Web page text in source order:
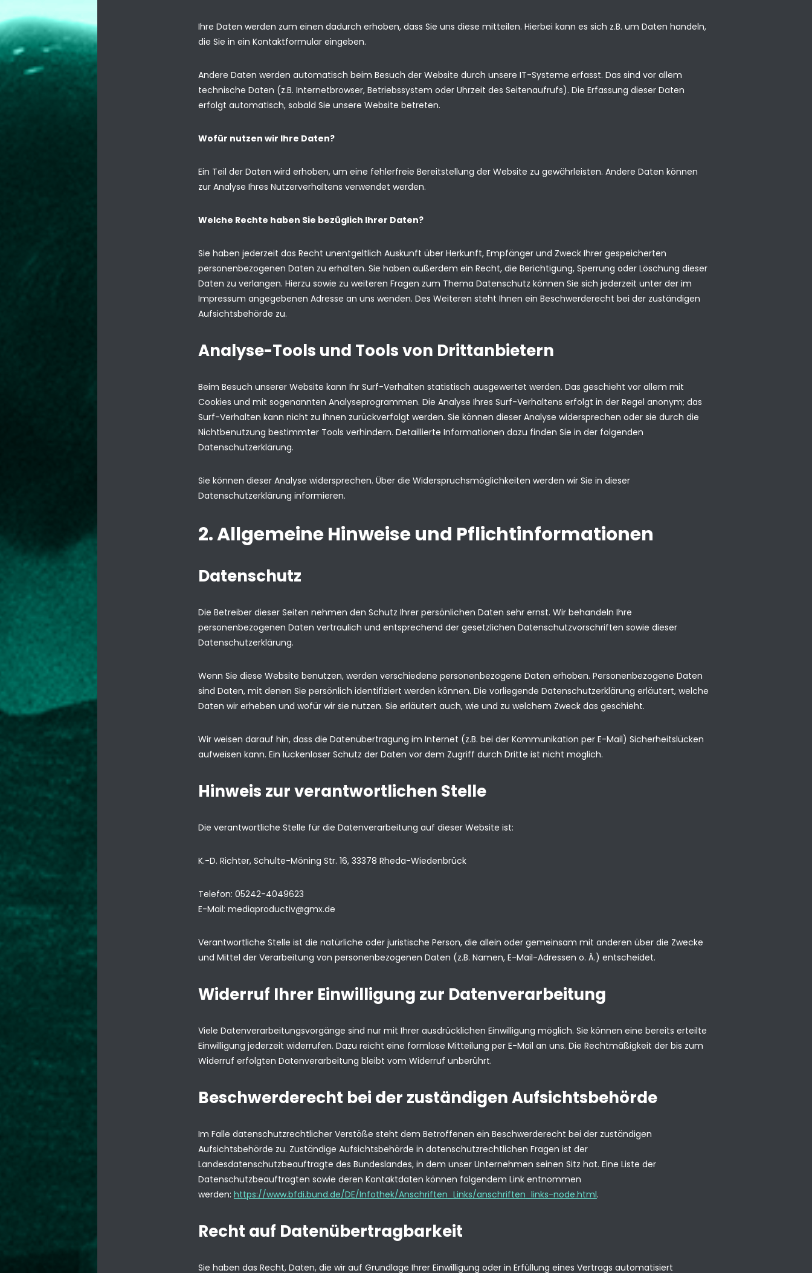
Ihre Daten werden zum einen dadurch erhoben, dass Sie uns diese mitteilen. Hierbei kann es sich z.B. um Daten handeln,
die Sie in ein Kontaktformular eingeben.
Andere Daten werden automatisch beim Besuch der Website durch unsere IT-Systeme erfasst. Das sind vor allem
technische Daten (z.B. Internetbrowser, Betriebssystem oder Uhrzeit des Seitenaufrufs). Die Erfassung dieser Daten
erfolgt automatisch, sobald Sie unsere Website betreten.
Wofür nutzen wir Ihre Daten?
Ein Teil der Daten wird erhoben, um eine fehlerfreie Bereitstellung der Website zu gewährleisten. Andere Daten können
zur Analyse Ihres Nutzerverhaltens verwendet werden.
Welche Rechte haben Sie bezüglich Ihrer Daten?
Sie haben jederzeit das Recht unentgeltlich Auskunft über Herkunft, Empfänger und Zweck Ihrer gespeicherten
personenbezogenen Daten zu erhalten. Sie haben außerdem ein Recht, die Berichtigung, Sperrung oder Löschung dieser
Daten zu verlangen. Hierzu sowie zu weiteren Fragen zum Thema Datenschutz können Sie sich jederzeit unter der im
Impressum angegebenen Adresse an uns wenden. Des Weiteren steht Ihnen ein Beschwerderecht bei der zuständigen
Aufsichtsbehörde zu.
Analyse-Tools und Tools von Drittanbietern
Beim Besuch unserer Website kann Ihr Surf-Verhalten statistisch ausgewertet werden. Das geschieht vor allem mit
Cookies und mit sogenannten Analyseprogrammen. Die Analyse Ihres Surf-Verhaltens erfolgt in der Regel anonym; das
Surf-Verhalten kann nicht zu Ihnen zurückverfolgt werden. Sie können dieser Analyse widersprechen oder sie durch die
Nichtbenutzung bestimmter Tools verhindern. Detaillierte Informationen dazu finden Sie in der folgenden
Datenschutzerklärung.
Sie können dieser Analyse widersprechen. Über die Widerspruchsmöglichkeiten werden wir Sie in dieser
Datenschutzerklärung informieren.
2. Allgemeine Hinweise und Pflichtinformationen
Datenschutz
Die Betreiber dieser Seiten nehmen den Schutz Ihrer persönlichen Daten sehr ernst. Wir behandeln Ihre
personenbezogenen Daten vertraulich und entsprechend der gesetzlichen Datenschutzvorschriften sowie dieser
Datenschutzerklärung.
Wenn Sie diese Website benutzen, werden verschiedene personenbezogene Daten erhoben. Personenbezogene Daten
sind Daten, mit denen Sie persönlich identifiziert werden können. Die vorliegende Datenschutzerklärung erläutert, welche
Daten wir erheben und wofür wir sie nutzen. Sie erläutert auch, wie und zu welchem Zweck das geschieht.
Wir weisen darauf hin, dass die Datenübertragung im Internet (z.B. bei der Kommunikation per E-Mail) Sicherheitslücken
aufweisen kann. Ein lückenloser Schutz der Daten vor dem Zugriff durch Dritte ist nicht möglich.
Hinweis zur verantwortlichen Stelle
Die verantwortliche Stelle für die Datenverarbeitung auf dieser Website ist:
K.-D. Richter, Schulte-Möning Str. 16, 33378 Rheda-Wiedenbrück
Telefon: 05242-4049623
E-Mail: mediaproductiv@gmx.de
Verantwortliche Stelle ist die natürliche oder juristische Person, die allein oder gemeinsam mit anderen über die Zwecke
und Mittel der Verarbeitung von personenbezogenen Daten (z.B. Namen, E-Mail-Adressen o. Ä.) entscheidet.
Widerruf Ihrer Einwilligung zur Datenverarbeitung
Viele Datenverarbeitungsvorgänge sind nur mit Ihrer ausdrücklichen Einwilligung möglich. Sie können eine bereits erteilte
Einwilligung jederzeit widerrufen. Dazu reicht eine formlose Mitteilung per E-Mail an uns. Die Rechtmäßigkeit der bis zum
Widerruf erfolgten Datenverarbeitung bleibt vom Widerruf unberührt.
Beschwerderecht bei der zuständigen Aufsichtsbehörde
Im Falle datenschutzrechtlicher Verstöße steht dem Betroffenen ein Beschwerderecht bei der zuständigen
Aufsichtsbehörde zu. Zuständige Aufsichtsbehörde in datenschutzrechtlichen Fragen ist der
Landesdatenschutzbeauftragte des Bundeslandes, in dem unser Unternehmen seinen Sitz hat. Eine Liste der
Datenschutzbeauftragten sowie deren Kontaktdaten können folgendem Link entnommen
werden: https://www.bfdi.bund.de/DE/Infothek/Anschriften_Links/anschriften_links-node.html.
Recht auf Datenübertragbarkeit
Sie haben das Recht, Daten, die wir auf Grundlage Ihrer Einwilligung oder in Erfüllung eines Vertrags automatisiert